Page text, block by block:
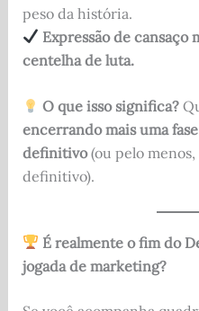
peso da história.
Expressão de
centelha de luta.
O que isso significa?
encerrando mais uma fase
definitivo(ou pelo menos,
definitivo).
É realmente o fim do
jogada de marketing?